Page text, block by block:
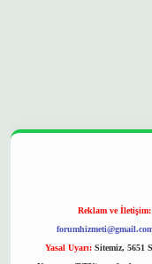
Reklam ve İletişim:
Yasal Uyarı: Sitemiz, 5651